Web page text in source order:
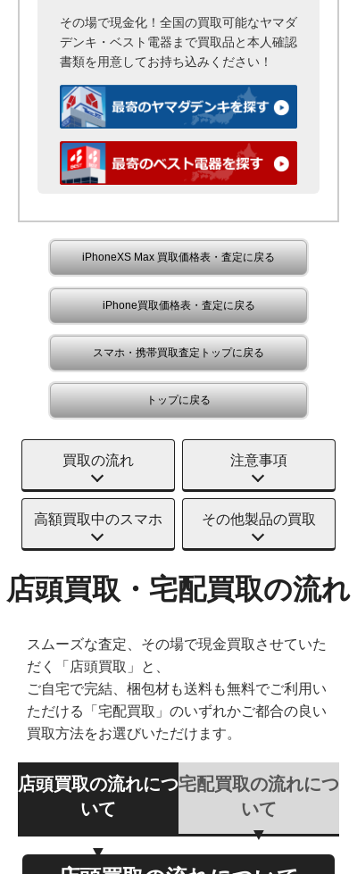
その場で現金化！全国の買取可能なヤマダ
デンキ・ベスト電器まで買取品と本人確認
書類を用意してお持ち込みください！
iPhoneXS Max 買取価格表・査定に戻る
iPhone買取価格表・査定に戻る
スマホ・携帯買取査定トップに戻る
トップに戻る
買取の流れ 注意事項
高額買取中のスマホ その他製品の買取
店頭買取・宅配買取の流れ
スムーズな査定、その場で現金買取させていた
だく「店頭買取」と、
ご自宅で完結、梱包材も送料も無料でご利用い
ただける「宅配買取」のいずれかご都合の良い
買取方法をお選びいただけます。
店頭買取の流れにつ
いて
宅配買取の流れにつ
いて